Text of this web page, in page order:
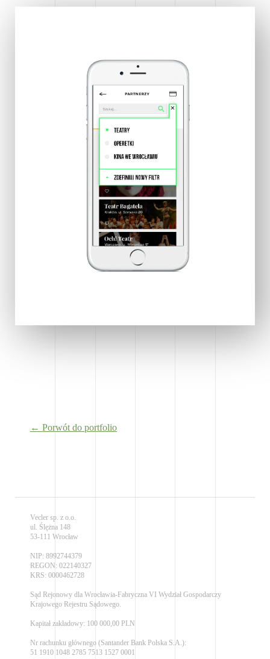
← Porwót do portfolio
Vecler sp. z o.o.
ul. Ślężna 148
53-111 Wrocław
NIP: 8992744379
REGON: 022140327
KRS: 0000462728
Sąd Rejonowy dla Wrocławia-Fabryczna VI Wydział Gospodarczy
Krajowego Rejestru Sądowego.
Kapitał zakładowy: 100 000,00 PLN
Nr rachunku głównego (Santander Bank Polska S.A.):
51 1910 1048 2785 7513 1527 0001